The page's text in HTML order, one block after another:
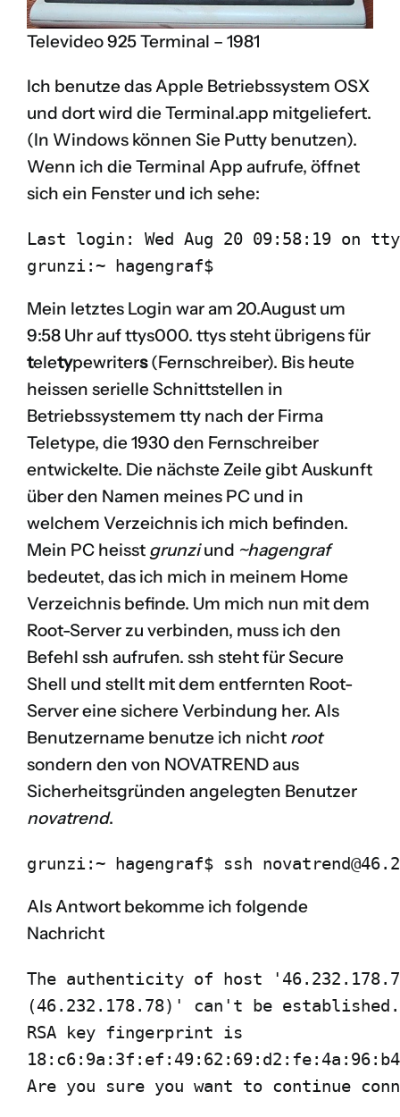
Televideo 925 Terminal – 1981
Ich benutze das Apple Betriebssystem OSX
und dort wird die Terminal.app mitgeliefert.
(In Windows können Sie Putty benutzen).
Wenn ich die Terminal App aufrufe, öffnet
sich ein Fenster und ich sehe:
Last login: Wed Aug 20 09:58:19 on
grunzi:~ hagengraf$
Mein letztes Login war am 20.August um
9:58 Uhr auf ttys000. ttys steht übrigens für
teletypewriters(Fernschreiber). Bis heute
heissen serielle Schnittstellen in
Betriebssystemem tty nach der Firma
Teletype, die 1930 den Fernschreiber
entwickelte. Die nächste Zeile gibt Auskunft
über den Namen meines PC und in
welchem Verzeichnis ich mich befinden.
Mein PC heisst grunziund ~hagengraf
bedeutet, das ich mich in meinem Home
Verzeichnis befinde. Um mich nun mit dem
Root-Server zu verbinden, muss ich den
Befehl ssh aufrufen. ssh steht fürSecure
Shell und stellt mit dem entfernten Root-
Server eine sichere Verbindung her. Als
Benutzername benutze ich nicht root
sondern den von NOVATREND aus
Sicherheitsgründen angelegten Benutzer
novatrend.
grunzi:~ hagengraf$ ssh
Als Antwort bekomme ich folgende
Nachricht
The authenticity of host
(46.232.178.78)' can't be established.
RSA key fingerprint is
Are you sure you want to continue